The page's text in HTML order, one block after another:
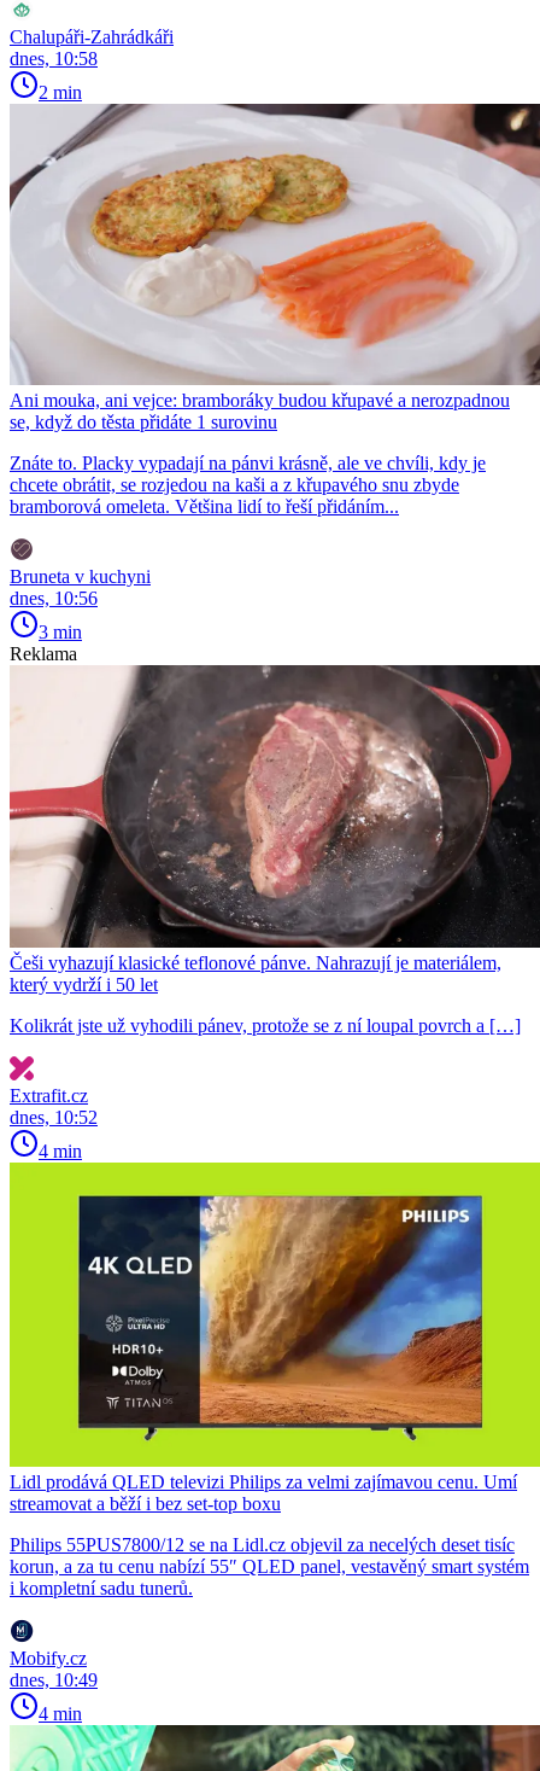
Chalupáři-Zahrádkáři
dnes, 10:58
2 min
Ani mouka, ani vejce: bramboráky budou křupavé a nerozpadnou
se, když do těsta přidáte 1 surovinu
Znáte to. Placky vypadají na pánvi krásně, ale ve chvíli, kdy je
chcete obrátit, se rozjedou na kaši a z křupavého snu zbyde
bramborová omeleta. Většina lidí to řeší přidáním...
Bruneta v kuchyni
dnes, 10:56
3 min
Reklama
Češi vyhazují klasické teflonové pánve. Nahrazují je materiálem,
který vydrží i 50 let
Kolikrát jste už vyhodili pánev, protože se z ní loupal povrch a […]
Extrafit.cz
dnes, 10:52
4 min
Lidl prodává QLED televizi Philips za velmi zajímavou cenu. Umí
streamovat a běží i bez set-top boxu
Philips 55PUS7800/12 se na Lidl.cz objevil za necelých deset tisíc
korun, a za tu cenu nabízí 55″ QLED panel, vestavěný smart systém
i kompletní sadu tunerů.
Mobify.cz
dnes, 10:49
4 min